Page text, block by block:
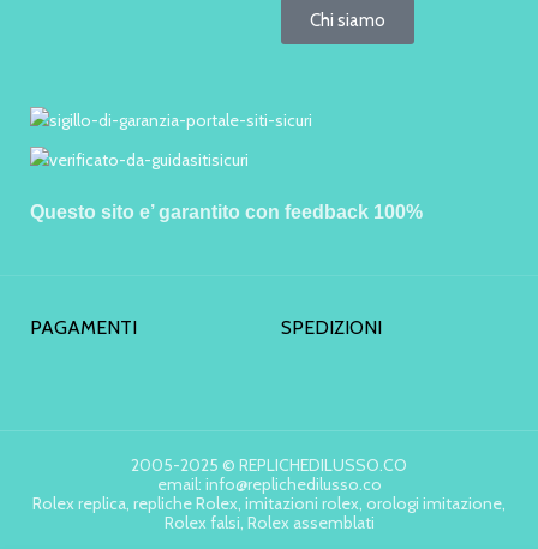
Chi siamo
Questo sito e’ garantito con feedback 100%
PAGAMENTI SPEDIZIONI
2005-2025 © REPLICHEDILUSSO.CO
email: info@replichedilusso.co
Rolex replica, repliche Rolex, imitazioni rolex, orologi imitazione,
Rolex falsi, Rolex assemblati